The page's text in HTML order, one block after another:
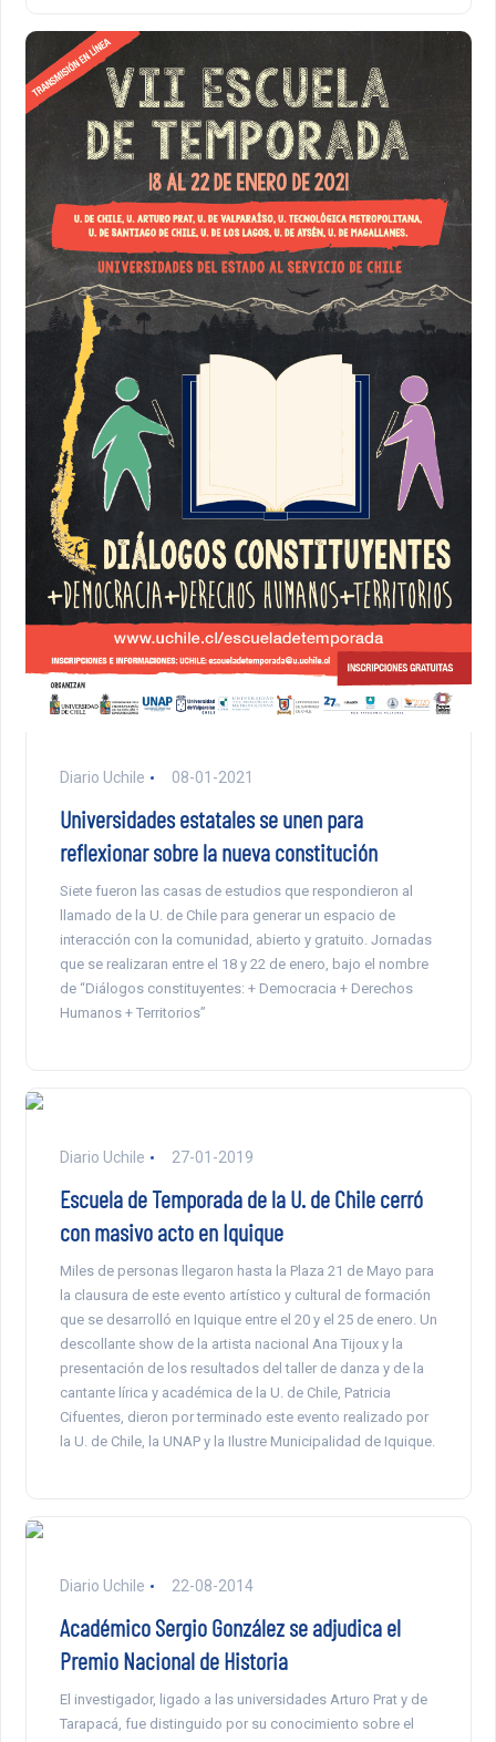
Diario Uchile 08-01-2021
Universidades estatales se unen para
reflexionar sobre la nueva constitución
Siete fueron las casas de estudios que respondieron al
llamado de la U. de Chile para generar un espacio de
interacción con la comunidad, abierto y gratuito. Jornadas
que se realizaran entre el 18 y 22 de enero, bajo el nombre
de “Diálogos constituyentes: + Democracia + Derechos
Humanos + Territorios”
Diario Uchile 27-01-2019
Escuela de Temporada de la U. de Chile cerró
con masivo acto en Iquique
Miles de personas llegaron hasta la Plaza 21 de Mayo para
la clausura de este evento artístico y cultural de formación
que se desarrolló en Iquique entre el 20 y el 25 de enero. Un
descollante show de la artista nacional Ana Tijoux y la
presentación de los resultados del taller de danza y de la
cantante lírica y académica de la U. de Chile, Patricia
Cifuentes, dieron por terminado este evento realizado por
la U. de Chile, la UNAP y la Ilustre Municipalidad de Iquique.
Diario Uchile 22-08-2014
Académico Sergio González se adjudica el
Premio Nacional de Historia
El investigador, ligado a las universidades Arturo Prat y de
Tarapacá, fue distinguido por su conocimiento sobre el